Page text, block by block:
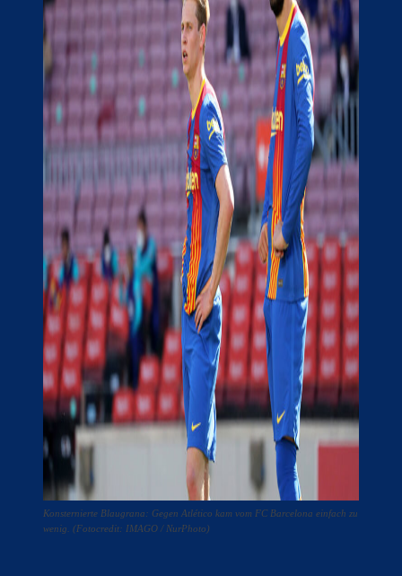
Konsternierte Blaugrana: Gegen Atlético kam vom FC Barcelona einfach zu
wenig. (Fotocredit: IMAGO / NurPhoto)